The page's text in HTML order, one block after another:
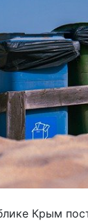
Крым